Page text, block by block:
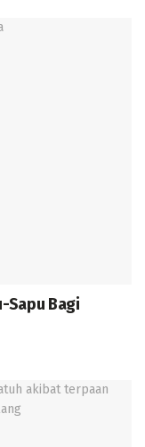
Sapu Bagi